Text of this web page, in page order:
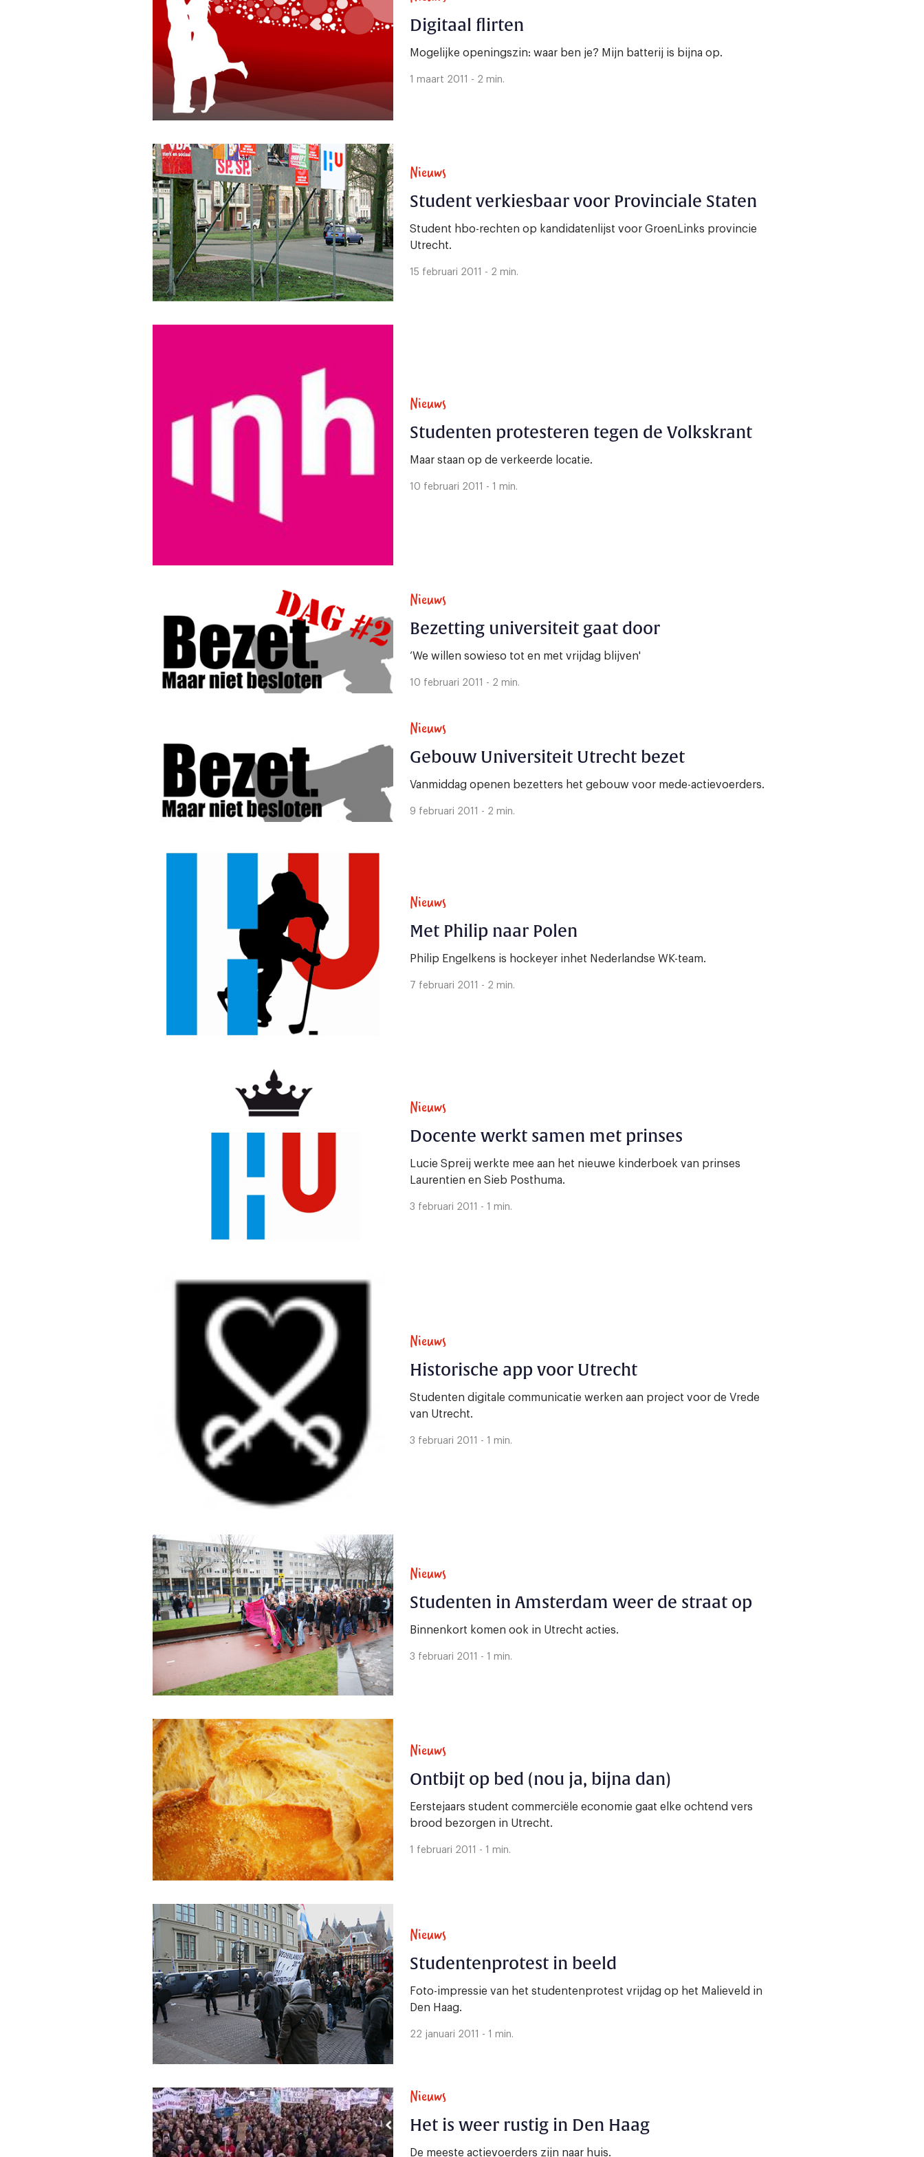
Digitaal flirten
Mogelijke openingszin: waar ben je? Mijn batterij is bijna op.
1 maart 2011 - 2 min.
Nieuws
Student verkiesbaar voor Provinciale Staten
Student hbo-rechten op kandidatenlijst voor GroenLinks provincie
Utrecht.
15 februari 2011 - 2 min.
Nieuws
Studenten protesteren tegen de Volkskrant
Maar staan op de verkeerde locatie.
10 februari 2011 - 1 min.
Nieuws
Bezetting universiteit gaat door
‘We willen sowieso tot en met vrijdag blijven'
10 februari 2011 - 2 min.
Nieuws
Gebouw Universiteit Utrecht bezet
Vanmiddag openen bezetters het gebouw voor mede-actievoerders.
9 februari 2011 - 2 min.
Nieuws
Met Philip naar Polen
Philip Engelkens is hockeyer inhet Nederlandse WK-team.
7 februari 2011 - 2 min.
Nieuws
Docente werkt samen met prinses
Lucie Spreij werkte mee aan het nieuwe kinderboek van prinses
Laurentien en Sieb Posthuma.
3 februari 2011 - 1 min.
Nieuws
Historische app voor Utrecht
Studenten digitale communicatie werken aan project voor de Vrede
van Utrecht.
3 februari 2011 - 1 min.
Nieuws
Studenten in Amsterdam weer de straat op
Binnenkort komen ook in Utrecht acties.
3 februari 2011 - 1 min.
Nieuws
Ontbijt op bed (nou ja, bijna dan)
Eerstejaars student commerciële economie gaat elke ochtend vers
brood bezorgen in Utrecht.
1 februari 2011 - 1 min.
Nieuws
Studentenprotest in beeld
Foto-impressie van het studentenprotest vrijdag op het Malieveld in
Den Haag.
22 januari 2011 - 1 min.
Nieuws
Het is weer rustig in Den Haag
De meeste actievoerders zijn naar huis.